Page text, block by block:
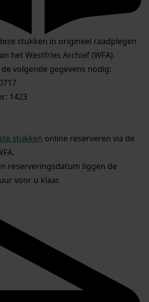
stukken in origineel raadplegen
het Westfries Archief (WFA).
volgende gegevens nodig:
1423
stukken online reserveren via de
reserveringsdatum liggen de
voor u klaar.